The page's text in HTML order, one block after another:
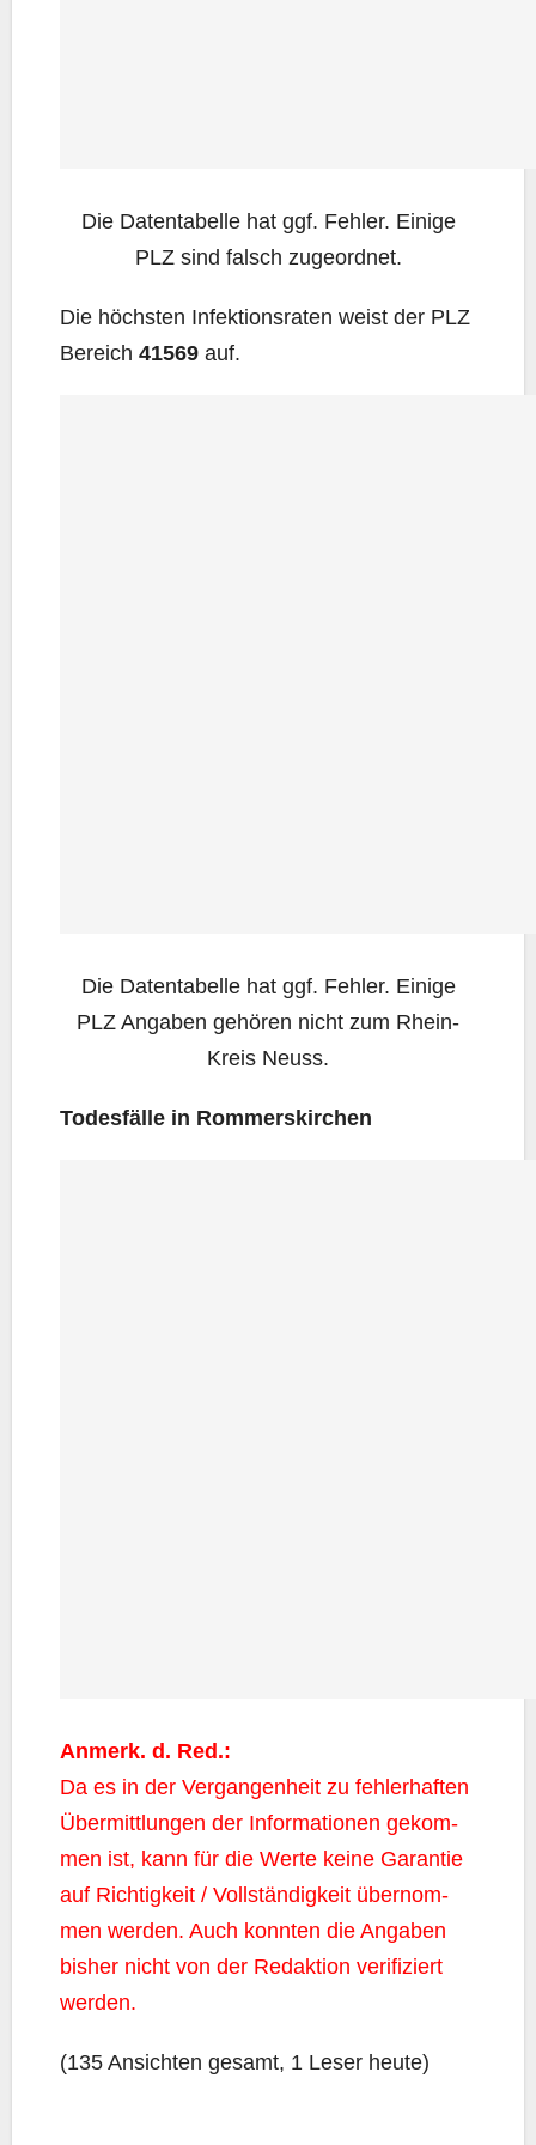
Die Daten­ta­bel­le hat ggf. Feh­ler. Eini­ge
PLZ sind falsch zugeordnet.
Die höchs­ten Infek­ti­ons­ra­ten weist der PLZ
Bereich 41569 auf.
Die Daten­ta­bel­le hat ggf. Feh­ler. Eini­ge
PLZ Anga­ben gehö­ren nicht zum Rhein-
Kreis Neuss.
Todes­fäl­le in Rommerskirchen
Anmerk. d. Red.:
Da es in der Ver­gan­gen­heit zu feh­ler­haf­ten
Über­mitt­lun­gen der Infor­ma­tio­nen gekom­
men ist, kann für die Wer­te kei­ne Garan­tie
auf Rich­tig­keit / Voll­stän­dig­keit über­nom­
men wer­den. Auch konn­ten die Anga­ben
bis­her nicht von der Redak­ti­on veri­fi­ziert
werden.
(135 Ansich­ten gesamt, 1 Leser heute)